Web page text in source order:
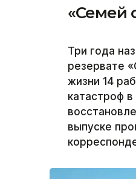
«Семей
Три года
резервате
жизни 14
катастроф
выпуске